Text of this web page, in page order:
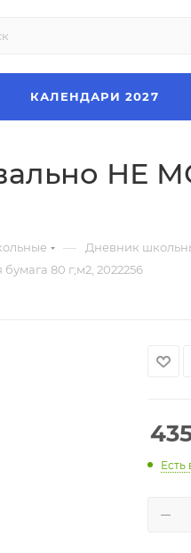
КАЛЕНДАРИ 2027
НЕ
— Дневник
80 г;м2, 2022256
Есть